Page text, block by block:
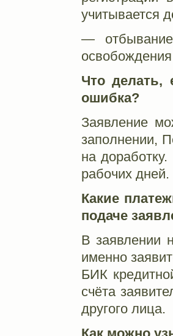
учитывается
—
Что делать,
ошибка?
Заявление
заполнении,
на
рабочих дней.
Какие
подаче
В заявлении
именно
БИК
счёта
другого лица.